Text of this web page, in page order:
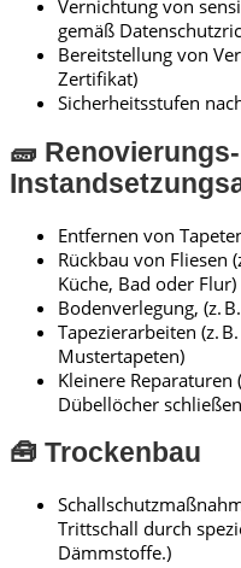
Vernichtung von
gemäß
Bereitstellung von
Zertifikat)
Sicherheitsstufen
🧱
Entfernen von
Rückbau von Fliesen
Küche, Bad oder Flur)
Bodenverlegung, (z.
Tapezierarbeiten (z.
Mustertapeten)
Kleinere Reparaturen
Dübellöcher
🧰 Trockenbau
Trittschall durch
Dämmstoffe.)